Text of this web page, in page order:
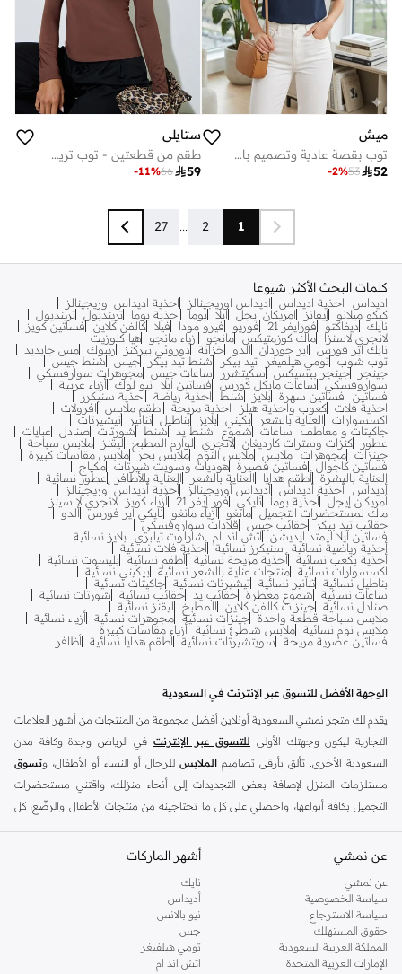
ميش
توب بقصة عادية وتصميم بارز - أزرق كحلي
52
53
-2%
ستايلي
طقم من قطعتين - توب تريك بياقة مربعة وأكمام طويلة
59
66
-11%
1
2
...
27
كلمات البحث الأكثر شيوعا
اديداس احذية اديداس اديداس اوريجينالز
احذية اديداس اوريجينالز
كيكو ميلانو
إيفانز امريكان ايجل ايلا بوما احذية بوما ترينديول ترينديول
نايك ديفاكتو فورايفر 21 فوريو فيرو مودا فيلا كالفن كلاين فساتين كويز
لانجري لاسنزا
ماك كوزمتيكس مانجو ازياء مانجو
هيا كلوزيت
نايك اير فورس
اير جوردان الدو خزانة دوروثي بيركنز ريبوك مس جايديد
توب شوب تومي هيلفيغر تيد بيكر شنط تيد بيكر جيس
شنط جيس
جينجر
جينجر بيسيكس سكيتشرز ساعات جيس مجوهرات سوارفسكي
سواروفسكي
ساعات مايكل كورس فساتين ايلا نيو لوك أزياء عربية
فساتين
فساتين سهرة بلايز شنط احذية رياضة
احذية سنيكرز
احذية فلات كعوب واحذية هيلز احذية مريحة اطقم ملابس
افرولات
اكسسوارات
العناية بالشعر بكيني بلايز بناطيل تنانير
تيشيرتات
جاكيتات و معاطف
ساعات شموع شنط يد شنط شورتات صنادل
عبايات
عطور
كنزات وسترات كارديغان لانجري لوازم المطبخ ليقنز
ملابس سباحة
جينزات مجوهرات ملابس ملابس النوم ملابس بحر ملابس مقاسات كبيرة
فساتين كاجوال
فساتين قصيرة هوديات وسويت شيرتات مكياج
العناية بالبشرة أطقم هدايا العناية بالشعر العناية بالأظافر
عطور نسائية
أديداس أحذية أديداس أديداس أوريجينالز
أحذية أديداس أوريجينالز
أمريكان إيجل أحذية بوما نايكي فور إيفر 21 أزياء كويز
لانجري لا سينزا
ماك لمستحضرات التجميل مانغو أزياء مانغو نايكي اير فورس ألدو
حقائب تيد بيكر
حقائب جيس
قلادات سواروفسكي
فساتين ايلا ليمتد ايديشن
اتش اند ام شارلوت تيلبري بلايز نسائية
أحذية رياضية نسائية
سنيكرز نسائية أحذية فلات نسائية
أحذية بكعب نسائية أحذية مريحة نسائية أطقم نسائية بليسوت نسائية
اكسسوارات نسائية منتجات عناية بالشعر نسائية بيكيني نسائية
بناطيل نسائية تنانير نسائية تيشيرتات نسائية جاكيتات نسائية
ساعات نسائية
شموع معطرة حقائب يد حقائب نسائية
شورتات نسائية
صنادل نسائية جينزات كالفن كلاين المطبخ
ليقنز نسائية
ملابس سباحة قطعة واحدة جينزات نسائية مجوهرات نسائية أزياء نسائية
ملابس نوم نسائية ملابس شاطئ نسائية أزياء مقاسات كبيرة
فساتين عصرية مريحة
سويتشيرتات نسائية أطقم هدايا نسائية أظافر
الوجهة الأفضل للتسوق عبر الإنترنت في السعودية
يقدم لك متجر نمشي السعودية أونلاين أفضل مجموعة من المنتجات من أشهر العلامات
التجارية ليكون وجهتك الأولى للتسوق عبر الإنترنت في الرياض وجدة وكافة مدن
السعودية الأخرى. تألق بأرقى تصاميم الملابس للرجال أو النساء أو الأطفال، وتسوق
مستلزمات المنزل لإضافة بعض التجديدات إلى أنحاء منزلك، واقتني مستحضرات
التجميل بكافة أنواعها، واحصلي على كل ما تحتاجينه من منتجات الأطفال والرضّع، كل
أفضل العلامات التجارية في السعودية
يضم متجر نمشي السعودية أونلاين مجموعة ضخمة من المنتجات من أفضل العلامات
التجارية، بداية من الأزياء وحتى مستلزمات المنزل. ستجد لدينا كل ما ترغب به من
الملابس والأحذية والإكسسوارات وكافة احتياجاتك الأخرى من علامات رائدة مثل:
ديفاكتو ، و ديزل، وبيير كاردان تومي هيلفيغر، وريفر ايلاند
ومايكل كورس ، وبيفرلي هيلز بولو كلوب ، وأمريكان إيجل
عن نمشي
عن نمشي
سياسة الخصوصية
سياسة الاسترجاع
حقوق المستهلك
المملكة العربية السعودية
الإمارات العربية المتحدة
أشهر الماركات
نايك
أديداس
نيو بالانس
جس
تومي هيلفيغر
اتش اند ام